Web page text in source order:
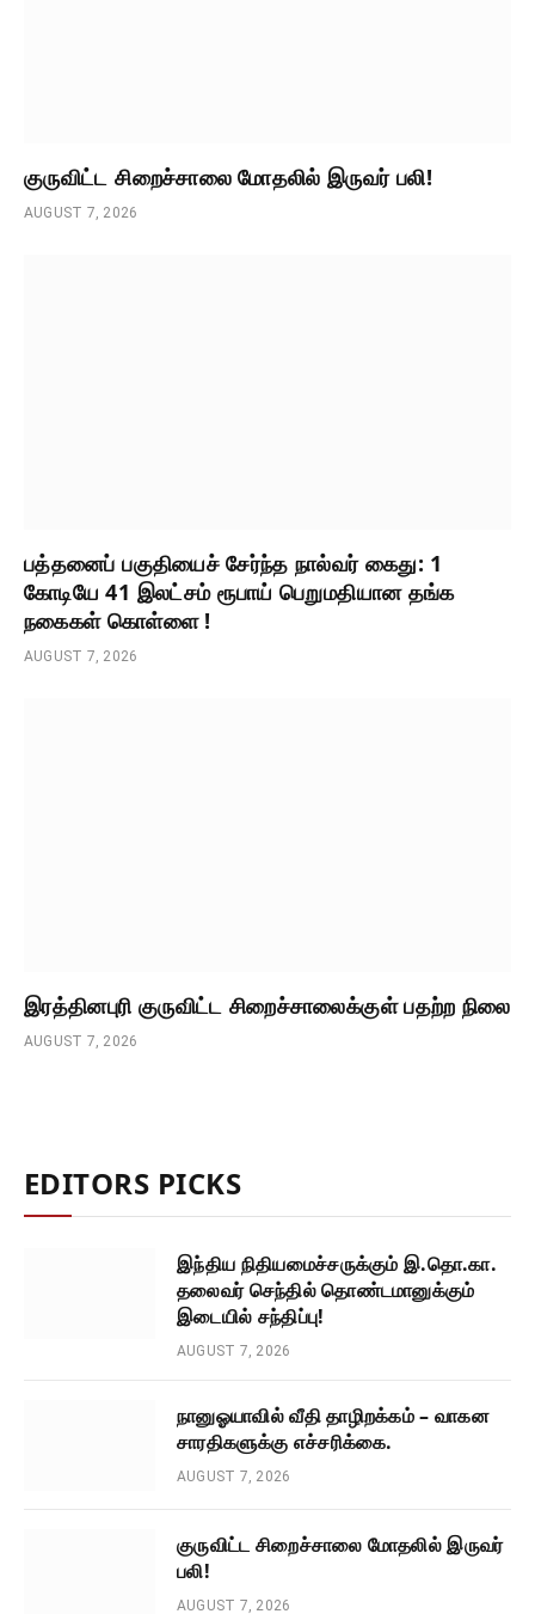
குருவிட்ட சிறைச்சாலை மோதலில் இருவர் பலி!
AUGUST 7, 2026
பத்தனைப் பகுதியைச் சேர்ந்த நால்வர் கைது: 1
கோடியே 41 இலட்சம் ரூபாய் பெறுமதியான தங்க
நகைகள் கொள்ளை !
AUGUST 7, 2026
இரத்தினபுரி குருவிட்ட சிறைச்சாலைக்குள் பதற்ற நிலை
AUGUST 7, 2026
EDITORS PICKS
இந்திய நிதியமைச்சருக்கும் இ.தொ.கா.
தலைவர் செந்தில் தொண்டமானுக்கும்
இடையில் சந்திப்பு!
AUGUST 7, 2026
நானுஓயாவில் வீதி தாழிறக்கம் – வாகன
சாரதிகளுக்கு எச்சரிக்கை.
AUGUST 7, 2026
குருவிட்ட சிறைச்சாலை மோதலில் இருவர்
பலி!
AUGUST 7, 2026